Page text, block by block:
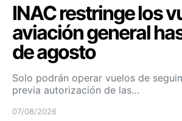
INAC restringe los
aviación general
de agosto
Solo podrán operar vuelos de
previa autorización de las…
07/08/2026